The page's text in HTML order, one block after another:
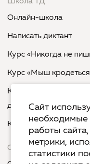
Онлайн-школа
Написать диктант
Курс «Никогда не
Курс «Мыш
Курс «Русская
двоеточия»
Курс «Я пишу - мне
Сервисы
Сайт
необходимые
работы
метрики,
статистики